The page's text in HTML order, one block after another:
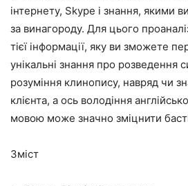
інтернету, Skype і знання, якими
за винагороду. Для цього
тієї інформації, яку ви зможете
унікальні знання про розведення
розуміння клинопису, навряд чи
клієнта, а ось володіння
мовою може значно зміцнити
Зміст